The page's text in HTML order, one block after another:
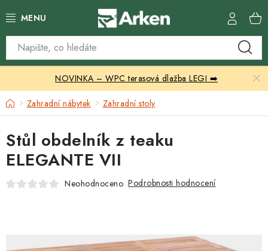
na
Skleníky
Zahradní přístřešky
Zahradní nábytek
Grily a ohniště
NOVINKA – WPC terasová dlažba LEGI ➡️
DomůZahradní nábytek Zahradní stoly
Stůl obdelník z teaku
ELEGANTE VII
Neohodnoceno Podrobnosti hodnocení